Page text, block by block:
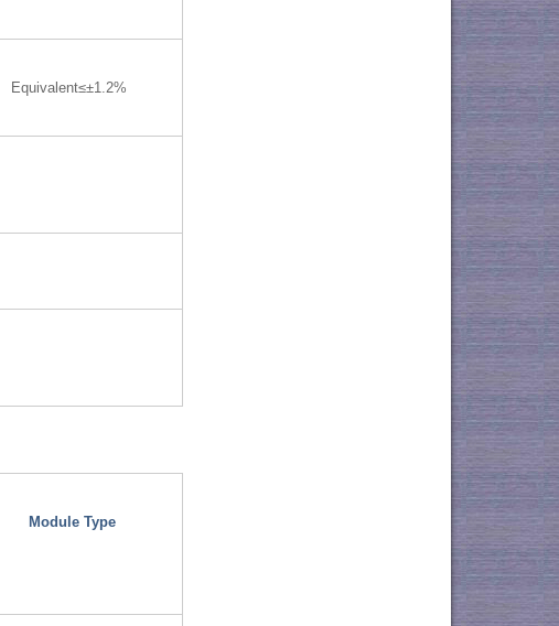
Equivalent≤±1.2%
Module Type